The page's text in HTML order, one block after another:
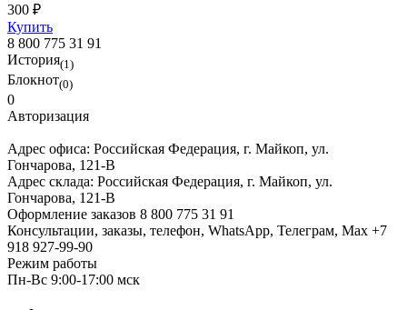
300 ₽
Купить
8 800 775 31 91
История(1)
Блокнот(0)
0
Авторизация
Адрес офиса: Российская Федерация, г. Майкоп, ул.
Гончарова, 121-В
Адрес склада: Российская Федерация, г. Майкоп, ул.
Гончарова, 121-В
Оформление заказов 8 800 775 31 91
Консультации, заказы, телефон, WhatsApp, Телеграм, Мах +7
918 927-99-90
Режим работы
Пн-Вс 9:00-17:00 мск